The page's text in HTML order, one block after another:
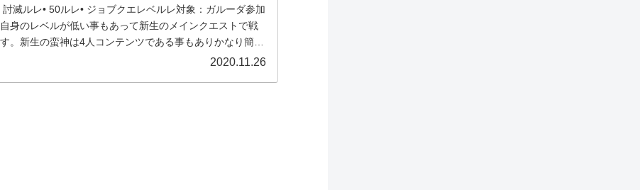
討滅ルレ• 50ルレ• ジョブクエレベルレ対象：ガルーダ参加
身のレベルが低い事もあって新生のメインクエストで戦
。新生の蛮神は4人コンテンツである事もありかなり簡単
2020.11.26